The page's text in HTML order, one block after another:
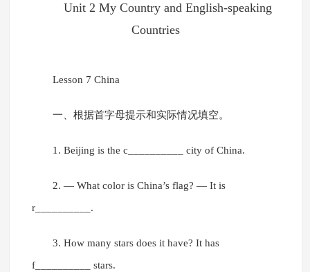
Unit 2 My Country and English-speaking
Countries
Lesson 7 China
一、根据首字母提示和实际情况填空。
1. Beijing is the c__________ city of China.
2. — What color is China’s flag? — It is
r__________.
3. How many stars does it have? It has
f__________ stars.